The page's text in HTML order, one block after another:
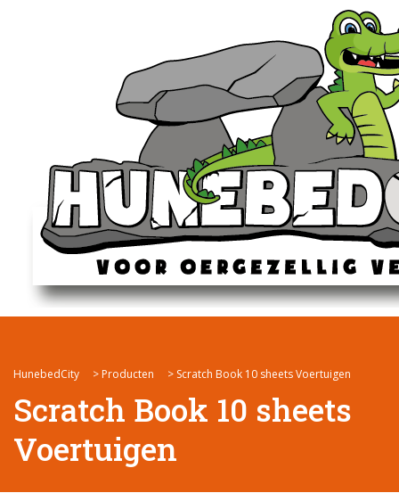
HunebedCity > Producten > Scratch Book 10 sheets Voertuigen
Scratch Book 10 sheets
Voertuigen